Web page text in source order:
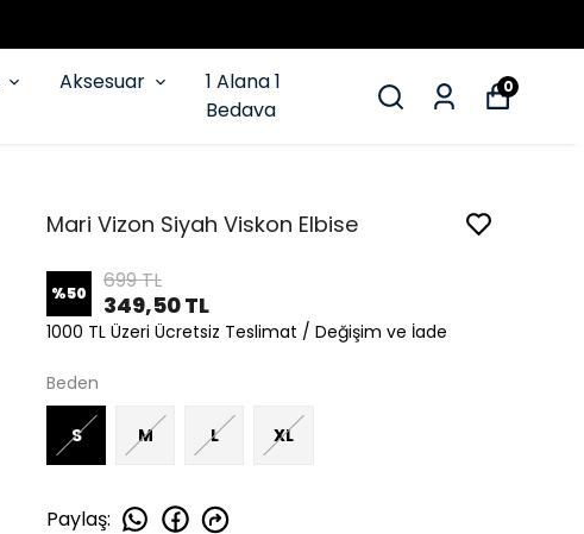
Aksesuar
1 Alana 1
Bedava
0
Mari Vizon Siyah Viskon Elbise
%50 699 TL
349,50 TL
1000 TL Üzeri Ücretsiz Teslimat / Değişim ve İade
Beden
S M L XL
Paylaş: